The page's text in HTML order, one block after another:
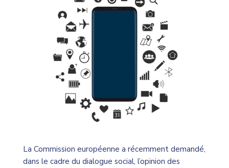
La Commission européenne a récemment demandé,
dans le cadre du dialogue social, l’opinion des